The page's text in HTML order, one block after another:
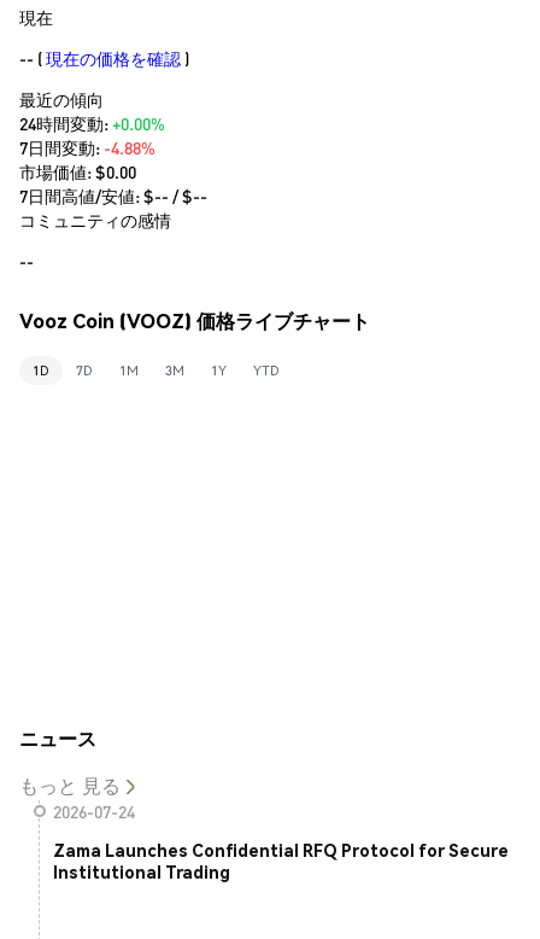
現在
-- (現在の価格を確認 )
最近の傾向
24時間変動:+0.00%
7日間変動: -4.88%
市場価値:$0.00
7日間高値/安値: $-- / $--
コミュニティの感情
--
Vooz Coin (VOOZ) 価格ライブチャート
1D 7D 1M 3M 1Y YTD
ニュース
もっと 見る
2026-07-24
Zama Launches Confidential RFQ Protocol for Secure
Institutional Trading